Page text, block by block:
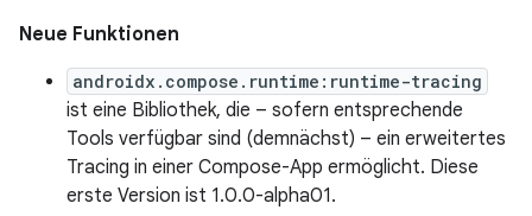
Neue Funktionen
androidx.compose.runtime:runtime-tracing
ist eine Bibliothek, die – sofern entsprechende
Tools verfügbar sind (demnächst) – ein erweitertes
Tracing in einer Compose-App ermöglicht. Diese
erste Version ist 1.0.0-alpha01.